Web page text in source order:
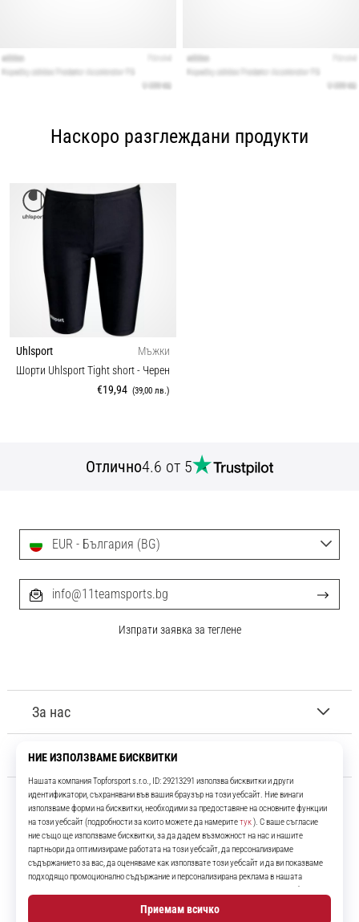
Наскоро разглеждани продукти
Uhlsport
Мъжки
Шорти Uhlsport Tight short- Черен
€19,94 (39,00 лв.)
Отлично4.6 от 5
11teamsports.bg
Повече от 16 години ние сме ваши съотборници, представяйки ви
най-добрите и най-новите футболни продукти.
InstagramYouTube
За нас
Обслужване на клиенти
EUR - България (BG)
info@11teamsports.bg
Изпрати заявка за теглене